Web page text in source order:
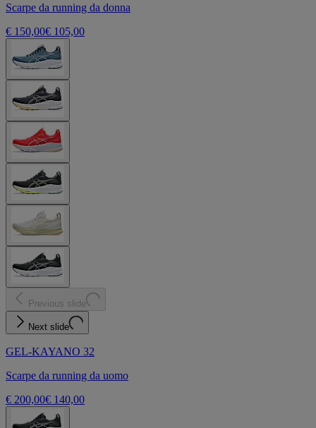
Scarpe da running da donna
€ 150,00€ 105,00
Previous slide
Next slide
GEL-KAYANO 32
Scarpe da running da uomo
€ 200,00€ 140,00